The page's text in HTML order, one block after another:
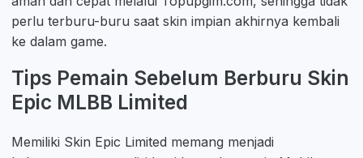
perlu terburu-buru saat skin impian akhirnya kembali
ke dalam game.
Tips Pemain Sebelum Berburu Skin
Epic MLBB Limited
Memiliki Skin Epic Limited memang menjadi